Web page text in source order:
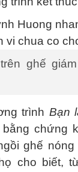
ghế
trình Bạn
chứng
ghế
cho biết,